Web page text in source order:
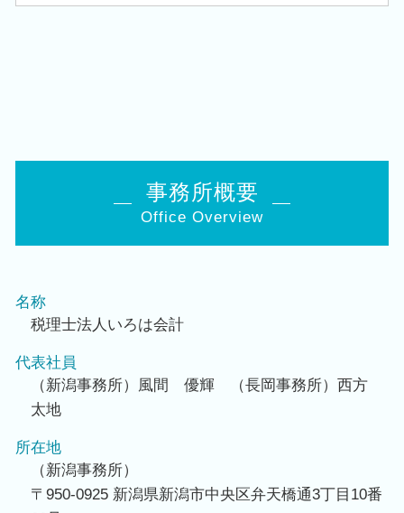
事務所概要
Office Overview
名称
税理士法人いろは会計
代表社員
（新潟事務所）風間 優輝 （長岡事務所）西方
太地
所在地
（新潟事務所）
〒950-0925 新潟県新潟市中央区弁天橋通3丁目10番